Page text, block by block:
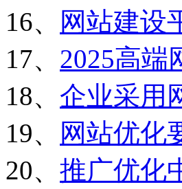
16、
网站建设
17、 2025高端
18、 企业采用
19、
网站优化
20、 推广优化